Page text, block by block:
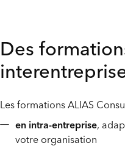
Des
Les formations ALIAS
en intra-entreprise,
votre organisation